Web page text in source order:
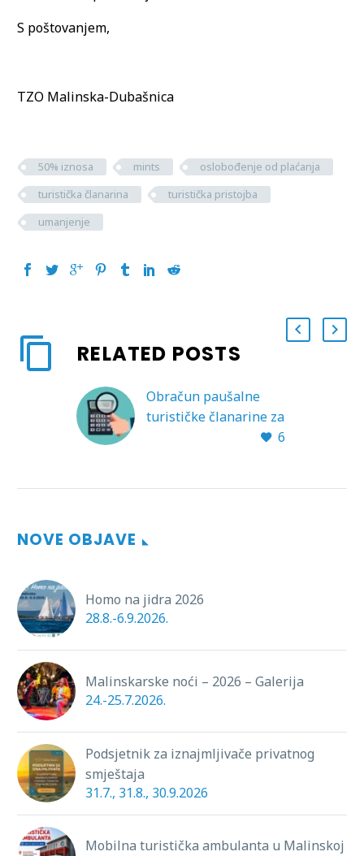
S poštovanjem,
TZO Malinska-Dubašnica
50% iznosa mints
oslobođenje od plaćanja
turistička članarina
turistička pristojba
umanjenje
RELATED POSTS
Obračun paušalne
turističke članarine za
Zajednica objavila je
turističke članarine za
pružatelje
domaćinstvu koji…
6
NOVE OBJAVE
Homo na jidra 2026
28.8.-6.9.2026.
Malinskarske noći – 2026 – Galerija
24.-25.7.2026.
Podsjetnik za iznajmljivače privatnog
smještaja
31.7., 31.8., 30.9.2026
Mobilna turistička ambulanta u Malinskoj